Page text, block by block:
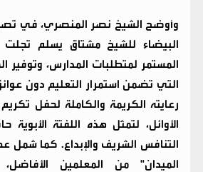
​وأوضح الشيخ نصر المنصري، في
البيضاء للشيخ مشتاق يسلم
المستمر لمتطلبات المدارس، وتوفير
التي تضمن استمرار التعليم دون
رعايته الكريمة والكاملة لحفل
الأوائل، لتمثل هذه اللفتة الأبوية
التنافس الشريف والإبداع. كما شمل
الميدان" من المعلمين